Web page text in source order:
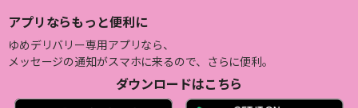
アプリならもっと便利に
ゆめデリバリー専用アプリなら、
メッセージの通知がスマホに来るので、さらに便利。
ダウンロードはこちら